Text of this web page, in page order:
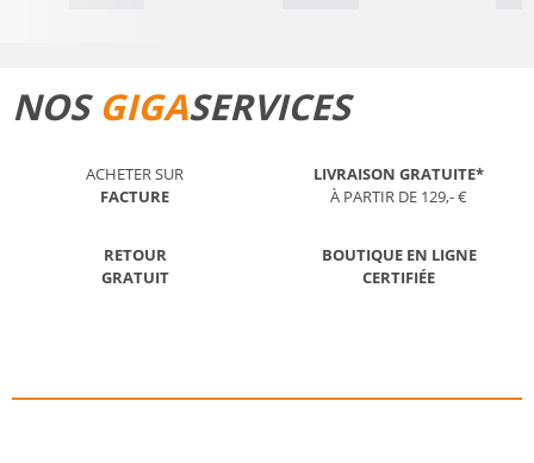
NOS GIGASERVICES
ACHETER SUR
FACTURE
LIVRAISON GRATUITE*
À PARTIR DE 129,- €
RETOUR
GRATUIT
BOUTIQUE EN LIGNE
CERTIFIÉE